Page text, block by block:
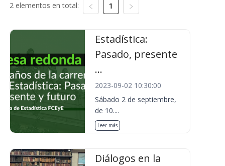
2 elementos en total: 1
Estadística:
Pasado, presente
...
2023-09-02 10:30:00
Sábado 2 de septiembre,
de 10....
Leer más
Diálogos en la